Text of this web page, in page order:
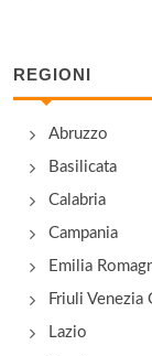
REGIONI
Abruzzo
Basilicata
Calabria
Campania
Emilia
Friuli Venezia
Lazio